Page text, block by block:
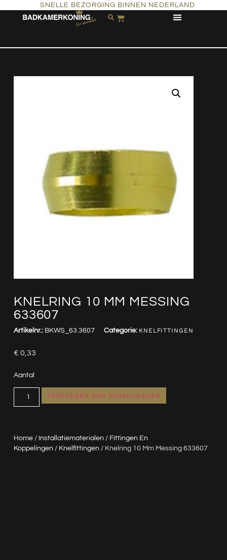
SNELLE BEZORGING BINNEN NEDERLAND
KNELRING 10 MM MESSING
633607
Home/ Installatiematerialen / Fittingen En
Koppelingen / Knelfittingen / Knelring 10 Mm Messing 633607
Artikelnr.: BKWS_63.3607 Categorie: KNELFITTINGEN
€ 0,33
Aantal
TOEVOEGEN AAN WINKELWAGEN